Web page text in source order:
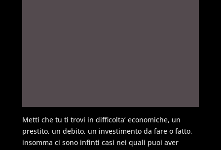
Metti che tu ti trovi in difficolta’ economiche, un
prestito, un debito, un investimento da fare o fatto,
insomma ci sono infinti casi nei quali puoi aver